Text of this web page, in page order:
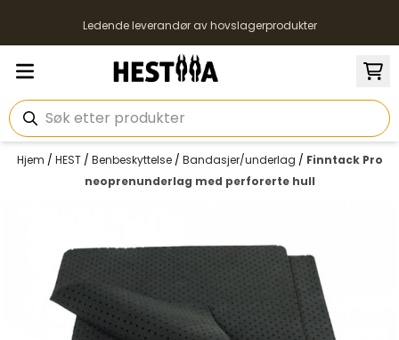
Hopp til innholdLedende leverandør av hovslagerprodukter
Hjem / HEST / Benbeskyttelse / Bandasjer/underlag / Finntack Pro
neoprenunderlag med perforerte hull